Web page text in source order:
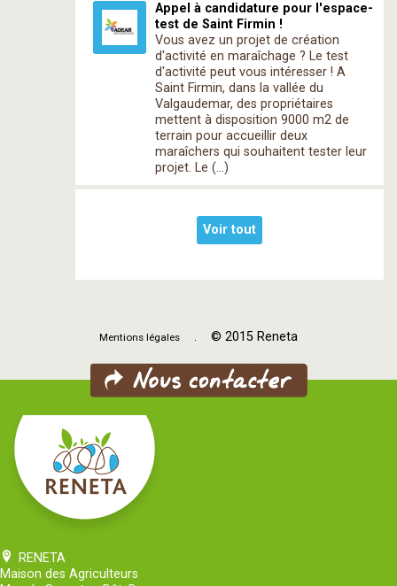
Appel à candidature pour l'espace-
test de Saint Firmin !
Vous avez un projet de création
d'activité en maraîchage ? Le test
d'activité peut vous intéresser ! A
Saint Firmin, dans la vallée du
Valgaudemar, des propriétaires
mettent à disposition 9000 m2 de
terrain pour accueillir deux
maraîchers qui souhaitent tester leur
projet. Le (…)
Voir tout
Mentions légales . © 2015 Reneta
RENETA
Maison des Agriculteurs